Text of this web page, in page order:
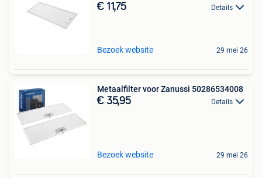
€ 11,75 Details
Bezoek website 29 mei 26
Metaalfilter voor Zanussi 50286534008
€ 35,95 Details
Bezoek website 29 mei 26